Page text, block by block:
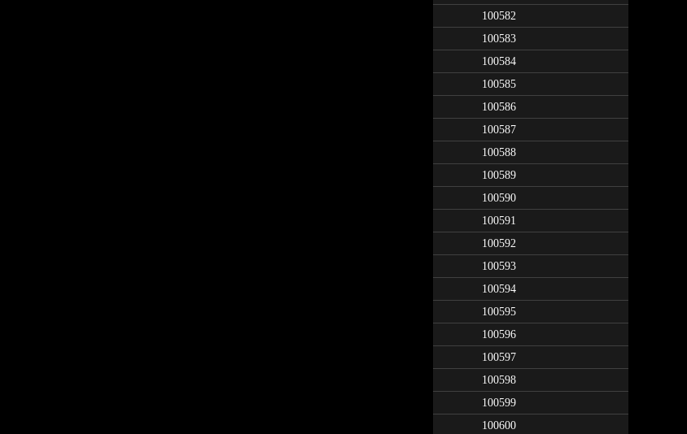
100582
100583
100584
100585
100586
100587
100588
100589
100590
100591
100592
100593
100594
100595
100596
100597
100598
100599
100600